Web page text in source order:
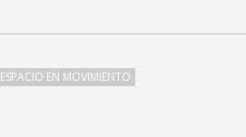
ESPACIO EN MOVIMIENTO